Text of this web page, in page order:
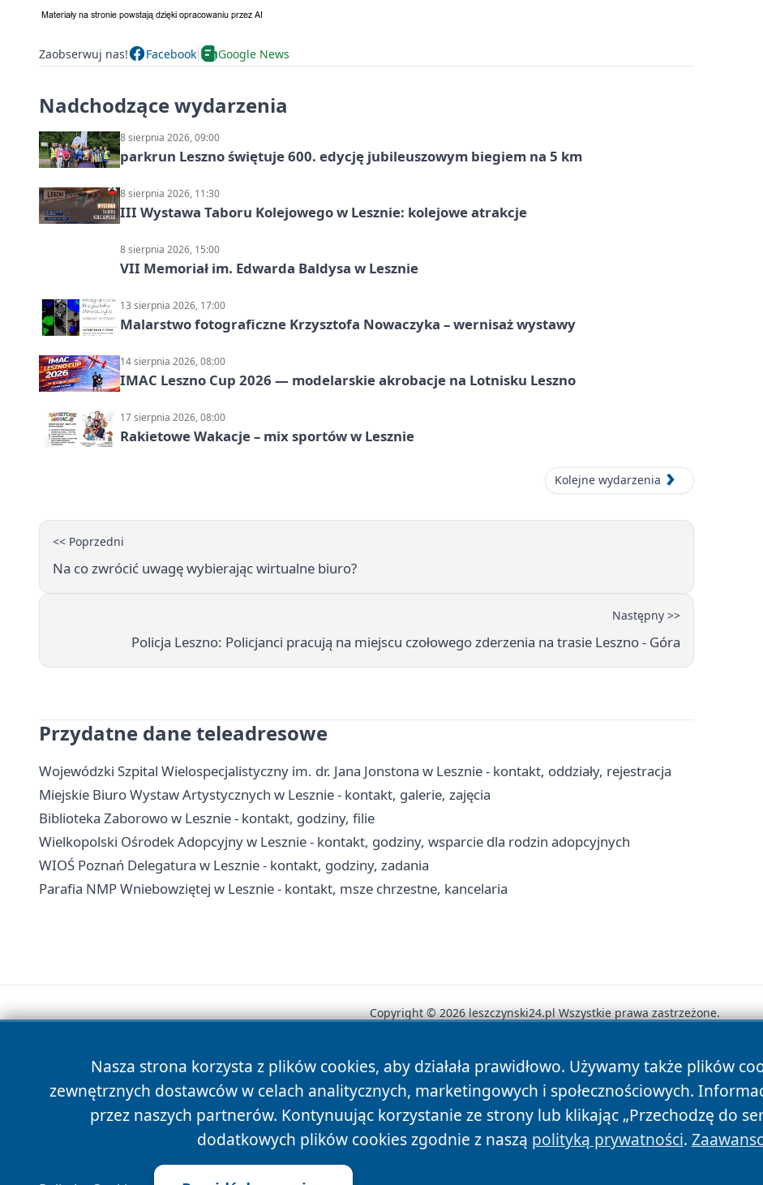
Zaobserwuj nas! Facebook Google News
Nadchodzące wydarzenia
8 sierpnia 2026, 09:00
parkrun Leszno świętuje 600. edycję jubileuszowym biegiem na 5 km
8 sierpnia 2026, 11:30
III Wystawa Taboru Kolejowego w Lesznie: kolejowe atrakcje
8 sierpnia 2026, 15:00
VII Memoriał im. Edwarda Baldysa w Lesznie
13 sierpnia 2026, 17:00
Malarstwo fotograficzne Krzysztofa Nowaczyka – wernisaż wystawy
14 sierpnia 2026, 08:00
IMAC Leszno Cup 2026 — modelarskie akrobacje na Lotnisku Leszno
17 sierpnia 2026, 08:00
Rakietowe Wakacje – mix sportów w Lesznie
Kolejne wydarzenia
<< Poprzedni
Na co zwrócić uwagę wybierając wirtualne biuro?
Następny >>
Policja Leszno: Policjanci pracują na miejscu czołowego zderzenia na trasie Leszno - Góra
Przydatne dane teleadresowe
Wojewódzki Szpital Wielospecjalistyczny im. dr. Jana Jonstona w Lesznie - kontakt, oddziały, rejestracja
Miejskie Biuro Wystaw Artystycznych w Lesznie - kontakt, galerie, zajęcia
Biblioteka Zaborowo w Lesznie - kontakt, godziny, filie
Wielkopolski Ośrodek Adopcyjny w Lesznie - kontakt, godziny, wsparcie dla rodzin adopcyjnych
WIOŚ Poznań Delegatura w Lesznie - kontakt, godziny, zadania
Parafia NMP Wniebowziętej w Lesznie - kontakt, msze chrzestne, kancelaria
Nasza strona korzysta z plików cookies, aby działała prawidłowo. Używamy także plików
zewnętrznych dostawców w celach analitycznych, marketingowych i społecznościowych.
przez naszych partnerów. Kontynuując korzystanie ze strony lub klikając „Przechodzę do
dodatkowych plików cookies zgodnie z naszą polityką prywatności.
Copyright © 2026 leszczynski24.pl Wszystkie prawa zastrzeżone.
News Autorzy Polityka Prywatności Polityka Cookies